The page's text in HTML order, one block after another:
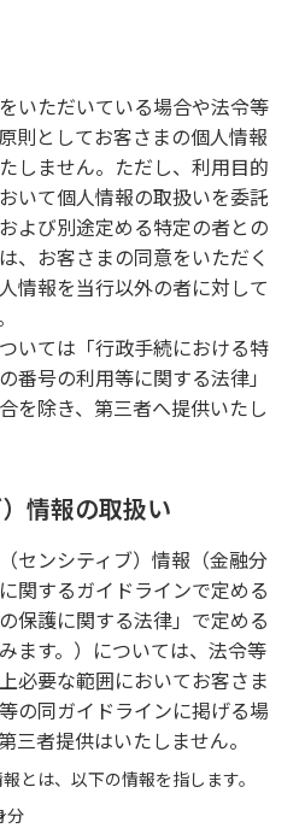
いただいている場合や法令等
則としてお客さまの個人情報
しません。ただし、利用目的
いて個人情報の取扱いを委託
よび別途定める特定の者との
、お客さまの同意をいただく
情報を当行以外の者に対して
いては「行政手続における特
番号の利用等に関する法律」
を除き、第三者へ提供いたし
情報の取扱い
センシティブ）情報（金融分
関するガイドラインで定める
保護に関する法律」で定める
ます。）については、法令等
必要な範囲においてお客さま
の同ガイドラインに掲げる場
三者提供はいたしません。
とは、以下の情報を指します。
分